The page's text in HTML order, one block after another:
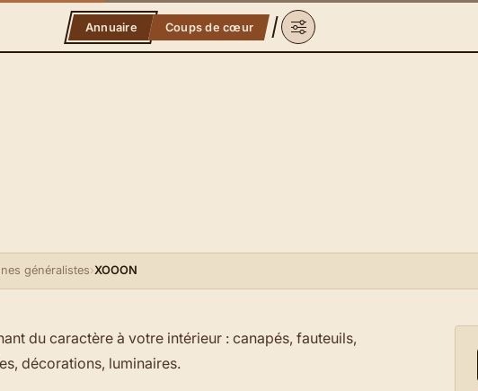
Annuaire Coups de cœur
généralistes›XOOON
du caractère à votre intérieur : canapés, fauteuils,
décorations, luminaires.